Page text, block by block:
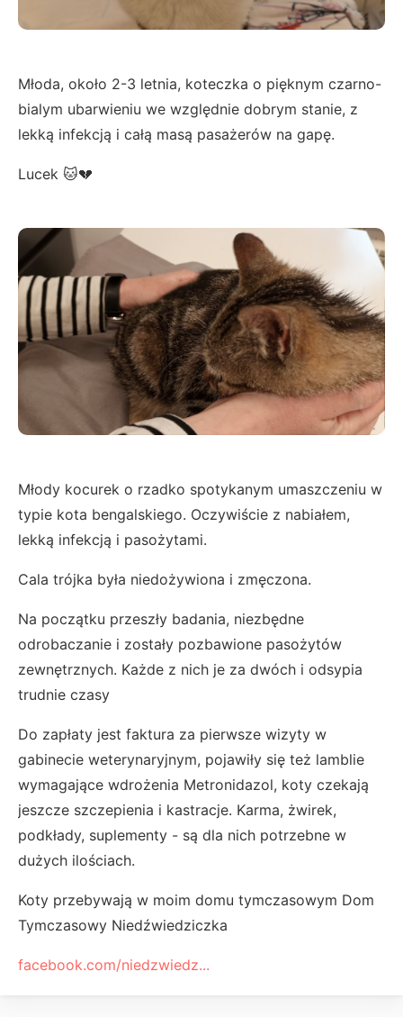
Młoda, około 2-3 letnia, koteczka o pięknym czarno-
bialym ubarwieniu we względnie dobrym stanie, z
lekką infekcją i całą masą pasażerów na gapę.
Lucek 🐱💔
Młody kocurek o rzadko spotykanym umaszczeniu w
typie kota bengalskiego. Oczywiście z nabiałem,
lekką infekcją i pasożytami.
Cala trójka była niedożywiona i zmęczona.
Na początku przeszły badania, niezbędne
odrobaczanie i zostały pozbawione pasożytów
zewnętrznych. Każde z nich je za dwóch i odsypia
trudnie czasy
Do zapłaty jest faktura za pierwsze wizyty w
gabinecie weterynaryjnym, pojawiły się też lamblie
wymagające wdrożenia Metronidazol, koty czekają
jeszcze szczepienia i kastracje. Karma, żwirek,
podkłady, suplementy - są dla nich potrzebne w
dużych ilościach.
Koty przebywają w moim domu tymczasowym Dom
Tymczasowy Niedźwiedziczka
facebook.com/niedzwiedz...